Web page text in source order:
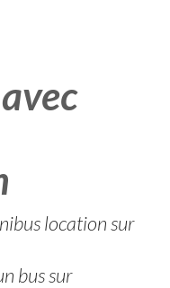
location sur
bus sur